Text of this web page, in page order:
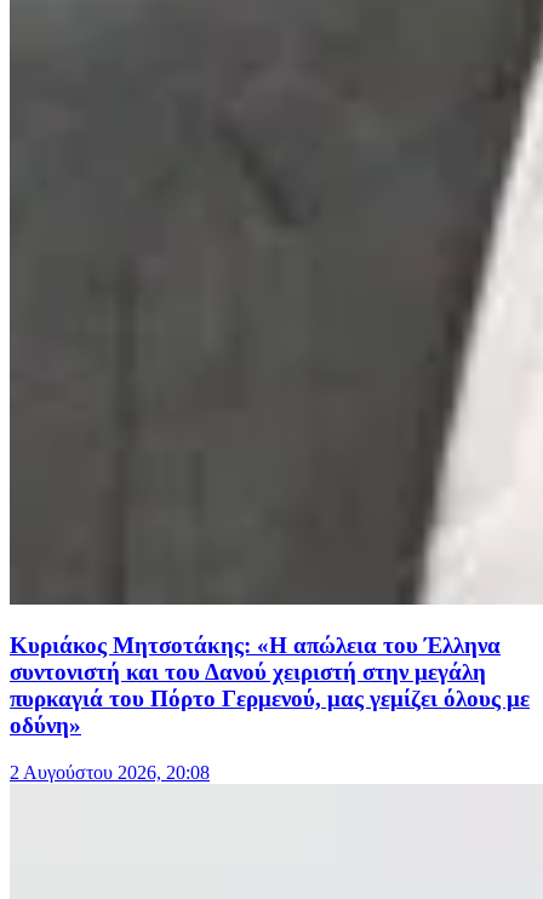
Κυριάκος Μητσοτάκης: «Η απώλεια του Έλληνα
συντονιστή και του Δανού χειριστή στην μεγάλη
πυρκαγιά του Πόρτο Γερμενού, μας γεμίζει όλους με
οδύνη»
2 Αυγούστου 2026, 20:08